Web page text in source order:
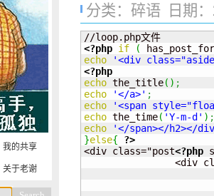
分类： 碎语 日期
<?php if (
echo
'<div
<?php
echo the_title( ) ;
echo
'</a>' ;
echo
'<span
echo the_time( 'Y-m-d' ) ;
echo
'</span></h2></
}else{
?>
<div class="post<?php
我的共享
关于老谢